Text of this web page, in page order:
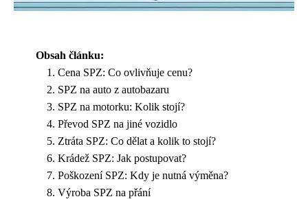
Obsah článku:
Cena SPZ: Co ovlivňuje cenu?
SPZ na auto z autobazaru
SPZ na motorku: Kolik stojí?
Převod SPZ na jiné vozidlo
Ztráta SPZ: Co dělat a kolik to stojí?
Krádež SPZ: Jak postupovat?
Poškození SPZ: Kdy je nutná výměna?
Výroba SPZ na přání